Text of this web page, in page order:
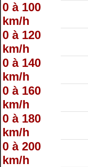
0 à 100
km/h
0 à 120
km/h
0 à 140
km/h
0 à 160
km/h
0 à 180
km/h
0 à 200
km/h